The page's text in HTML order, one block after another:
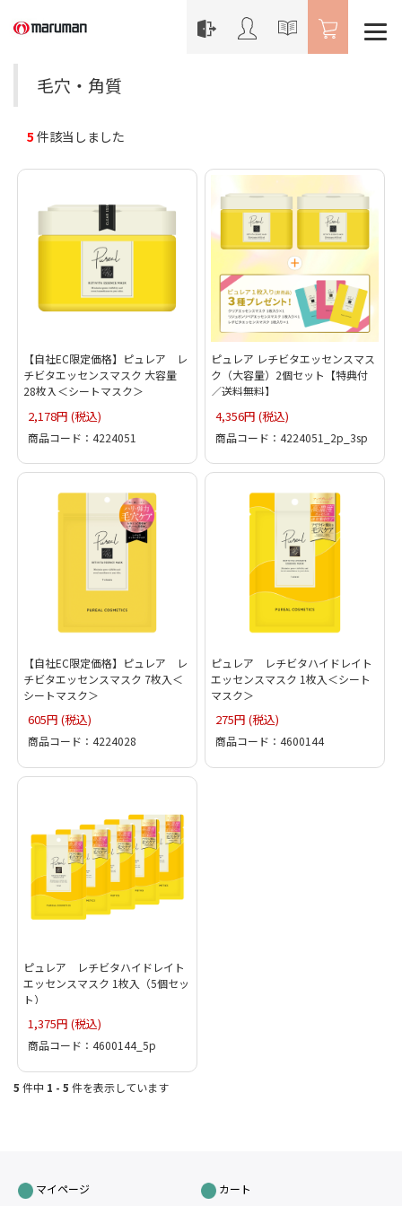
毛穴・角質
5 件該当しました
【自社EC限定価格】ピュレア レ
チビタエッセンスマスク 大容量
28枚入＜シートマスク＞
2,178円 (税込)
商品コード：4224051
ピュレア レチビタエッセンスマス
ク（大容量）2個セット【特典付
／送料無料】
4,356円 (税込)
商品コード：4224051_2p_3sp
【自社EC限定価格】ピュレア レ
チビタエッセンスマスク 7枚入＜
シートマスク＞
605円 (税込)
商品コード：4224028
ピュレア レチビタハイドレイト
エッセンスマスク 1枚入＜シート
マスク＞
275円 (税込)
商品コード：4600144
ピュレア レチビタハイドレイト
エッセンスマスク 1枚入（5個セッ
ト）
1,375円 (税込)
商品コード：4600144_5p
5 件中 1 - 5 件を表示しています
マイページ カート